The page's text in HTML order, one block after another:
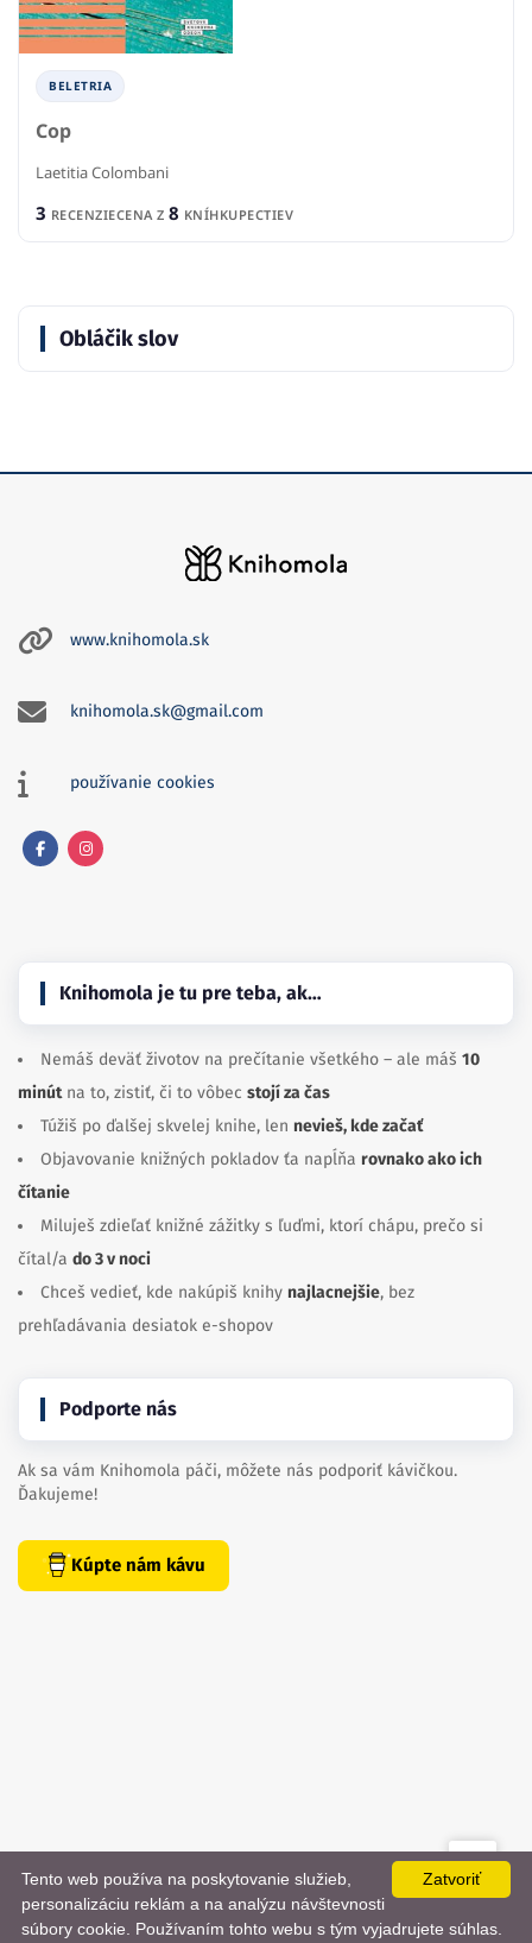
BELETRIA
Cop
Laetitia Colombani
3 RECENZIECENA Z 8 KNÍHKUPECTIEV
Obláčik slov
www.knihomola.sk
knihomola.sk@gmail.com
používanie cookies
Knihomola je tu pre teba, ak…
Nemáš deväť životov na prečítanie všetkého – ale máš 10
minútna to, zistiť, či to vôbec stojí za čas
Túžiš po ďalšej skvelej knihe, len nevieš, kde začať
Objavovanie knižných pokladov ťa napĺňa rovnako ako ich
čítanie
Miluješ zdieľať knižné zážitky s ľuďmi, ktorí chápu, prečo si
čítal/a do 3 v noci
Chceš vedieť, kde nakúpiš knihy najlacnejšie, bez
prehľadávania desiatok e-shopov
Podporte nás
Ak sa vám Knihomola páči, môžete nás podporiť kávičkou.
Ďakujeme!
Kúpte nám kávu
created bydanielhrenak.sk
📨
Zatvoriť
Tento web používa na poskytovanie služieb,
personalizáciu reklám a na analýzu návštevnosti
súbory cookie. Používaním tohto webu s tým vyjadrujete súhlas.